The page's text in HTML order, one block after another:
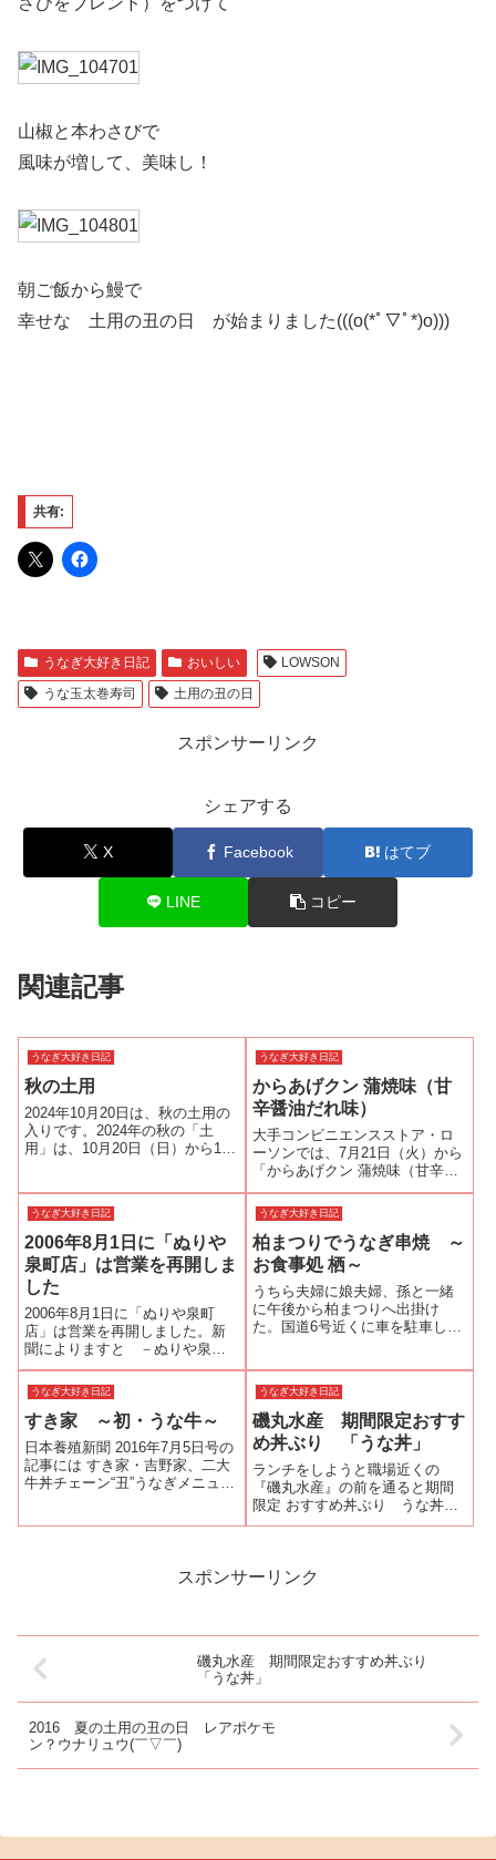
山椒と本わさびで
風味が増して、美味し！
朝ご飯から鰻で
幸せな 土用の丑の日 が始まりました(((o(*ﾟ▽ﾟ*)o)))
共有:
うなぎ大好き日記 おいしい
LOWSON
うな玉太巻寿司
土用の丑の日
スポンサーリンク
シェアする
X Facebook はてブ
LINE コピー
関連記事
うなぎ大好き日記
秋の土用
2024年10月20日は、秋の土用の
入りです。2024年の秋の「土
用」は、10月20日（日）から11
火・土・金・水の5つの要素から
成り立っていると考えら...
うなぎ大好き日記
からあげクン 蒲焼味（甘
辛醤油だれ味）
大手コンビニエンスストア・ロ
ーソンでは、7月21日（火）から
「からあげクン 蒲焼味（甘辛醤
油だれ味）」の販売を始めた。
【ローソンの商品の説明】鰻の
蒲焼に和山椒をかけた味わいを
イメージしたからあげクンで
す。 甘辛い醤油ダレの蒲焼の味
に和歌山県...
うなぎ大好き日記
2006年8月1日に「ぬりや
泉町店」は営業を再開しま
した
2006年8月1日に「ぬりや泉町
店」は営業を再開しました。新
聞によりますと －ぬりや泉町
店：３月に火事で全焼、営業再
開励ましに応えうなぎ焼く--水戸
／茨城－今年３月に火事で全焼
した水戸市泉町３の老舗うなぎ
店「ぬりや泉町店」が、大勢の
客に後押...
うなぎ大好き日記
柏まつりでうなぎ串焼 ～
お食事処 栖～
うちら夫婦に娘夫婦、孫と一緒
に午後から柏まつりへ出掛け
た。国道6号近くに車を駐車し
を発見！うなぎ好きは、おまつ
りで、うなぎ串焼が売っている
と嬉しく...
うなぎ大好き日記
すき家 ～初・うな牛～
日本養殖新聞 2016年7月5日号の
記事には すき家・吉野家、二大
牛丼チェーン“丑”うなぎメニュー
のには巻かれよ」その1...
うなぎ大好き日記
磯丸水産 期間限定おすす
め丼ぶり 「うな丼」
ランチをしようと職場近くの
『磯丸水産』の前を通ると期間
限定 おすすめ丼ぶり うな丼の
看板が目に入った。しかも税込
丸水産 柏東口店』は、以前ケン
スポンサーリンク
磯丸水産 期間限定おすすめ丼ぶり
「うな丼」
2016 夏の土用の丑の日 レアポケモ
ン？ウナリュウ(￣▽￣)